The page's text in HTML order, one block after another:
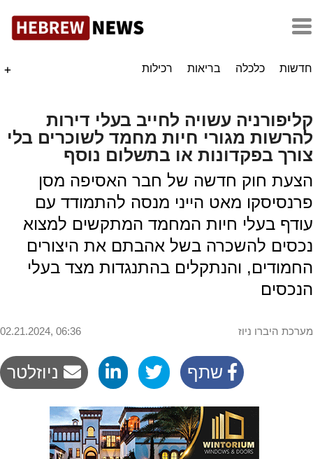
+ חדשות כלכלה בריאות רכילות
קליפורניה עשויה לחייב בעלי דירות
להרשות מגורי חיות מחמד לשוכרים בלי
צורך בפקדונות או בתשלום נוסף
הצעת חוק חדשה של חבר האסיפה מסן
פרנסיסקו מאט הייני מנסה להתמודד עם
עודף בעלי חיות המחמד המתקשים למצוא
נכסים להשכרה בשל אהבתם את היצורים
החמודים, והנתקלים בהתנגדות מצד בעלי
הנכסים
02.21.2024, 06:36 מערכת היברו ניוז